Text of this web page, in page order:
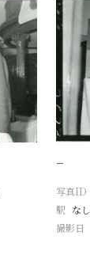
−
写真ID
駅 なし
撮影日